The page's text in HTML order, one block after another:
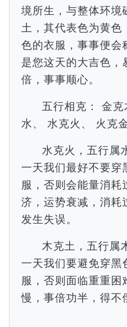
境所生，与整体环境
土，其代表色为黄色
色的衣服，事事便会
是您这天的大吉色，
倍，事事顺心。
五行相克： 金
水、 水克火、 火克金
水克火，五行属
一天我们最好不要穿
服，否则会能量消耗
济，运势衰减，消耗
发生失误。
木克土，五行属
一天我们要避免穿黑
服，否则面临重重
慢，事倍功半，得不